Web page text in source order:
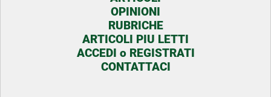
OPINIONI
RUBRICHE
ARTICOLI PIU LETTI
ACCEDI o REGISTRATI
CONTATTACI